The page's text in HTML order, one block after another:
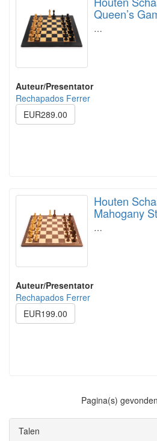
Queen’s
…
Auteur/Presentator
Rechapados Ferrer
EUR289.00
Houten
Mahogany
…
Auteur/Presentator
Rechapados Ferrer
EUR199.00
Pagina(s)
Talen